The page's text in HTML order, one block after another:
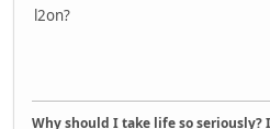
l2on?
Why should I take life so